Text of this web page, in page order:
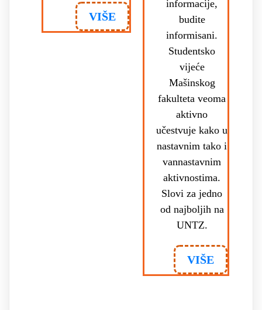
VIŠE
informacije,
budite
informisani.
Studentsko
vijeće
Mašinskog
fakulteta veoma
aktivno
učestvuje kako u
nastavnim tako i
vannastavnim
aktivnostima.
Slovi za jedno
od najboljih na
UNTZ.
VIŠE